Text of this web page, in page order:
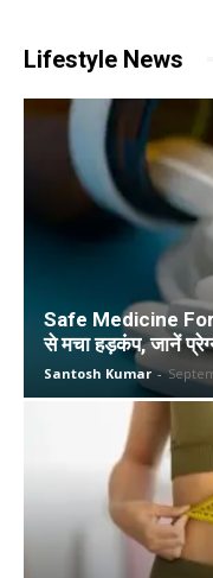
Lifestyle News
Safe Medicine
से मचा हड़कंप, जानें
Santosh Kumar -